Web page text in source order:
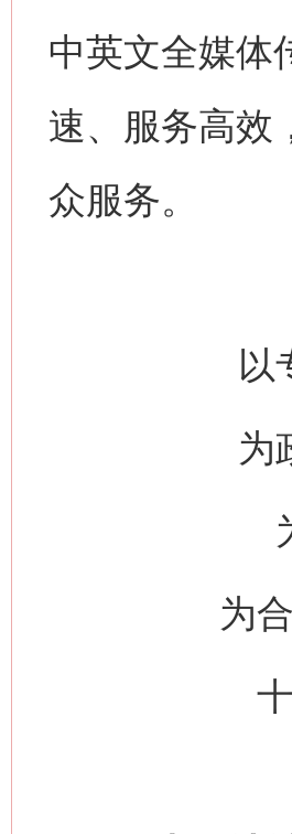
中英文全媒体
速、服务高效
众服务。
以
为
为